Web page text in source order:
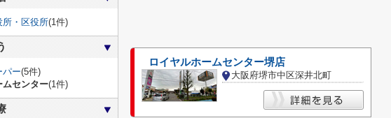
ロイヤルホームセンター堺店
大阪府堺市中区深井北町
所・区役所(1件)
パー(5件)
ムセンター(1件)